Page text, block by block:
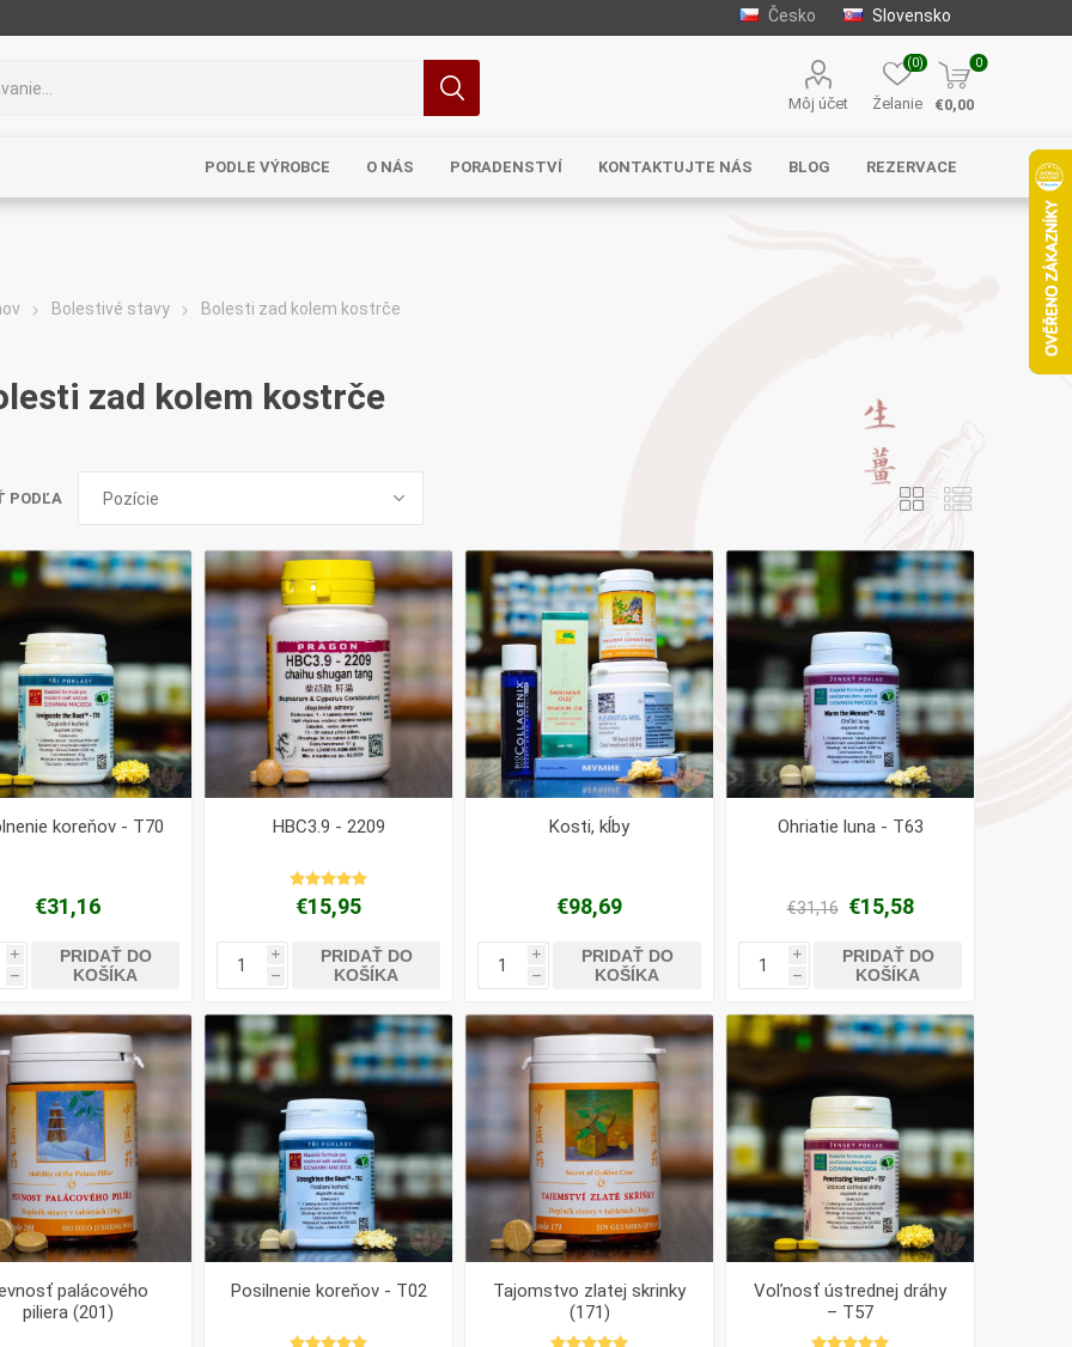
Česko Slovensko
Môj účet Želanie
(0) 0
€0,00
PODLE VÝROBCE
Henan Wanxi
Lavylites
Bylinné
kapky
Lakshmi-
Narayan
Korejský
ženšen
Health Link Mattisson JACK N JILL
O NÁS PORADENSTVÍ KONTAKTUJTE NÁS BLOG REZERVACE
Bolestivé stavy Bolesti zad kolem kostrče
zad kolem kostrče
PODĽA
koreňov - T70
€31,16
i
h
PRIDAŤ DO
KOŠÍKA
HBC3.9 - 2209
€15,95
i
h
PRIDAŤ DO
KOŠÍKA
Kosti, kĺby
€98,69
i
h
PRIDAŤ DO
KOŠÍKA
Ohriatie luna - T63
€31,16 €15,58
i
h
PRIDAŤ DO
KOŠÍKA
palácového
piliera (201)
Posilnenie koreňov - T02
Tajomstvo zlatej skrinky
(171)
Voľnosť ústrednej dráhy
– T57